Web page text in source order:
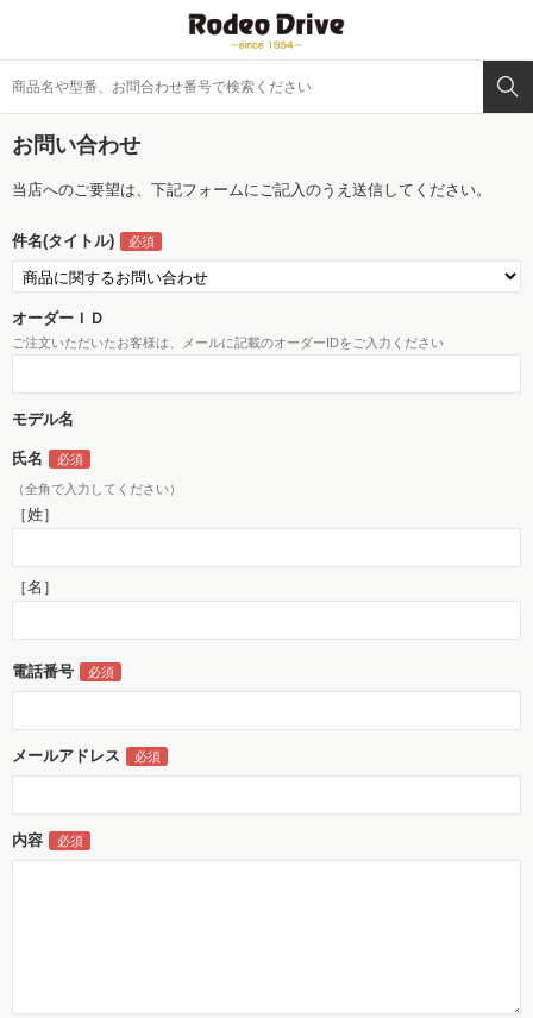
お問い合わせ
当店へのご要望は、下記フォームにご記入のうえ送信してください。
件名(タイトル)
オーダーＩＤ
ご注文いただいたお客様は、メールに記載のオーダーIDをご入力ください
モデル名
氏名
（全角で入力してください）
［姓］
［名］
電話番号
メールアドレス
内容